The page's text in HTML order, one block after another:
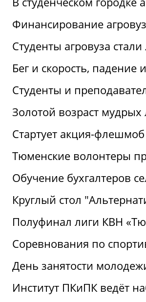
Финансирование
Студенты агровуза
Бег и скорость,
Студенты и
Золотой возраст
Стартует акция-
Тюменские волонтеры
Обучение бухгалтеров
Круглый стол
Полуфинал лиги КВН
Соревнования по
День занятости
Институт ПКиПК ведёт